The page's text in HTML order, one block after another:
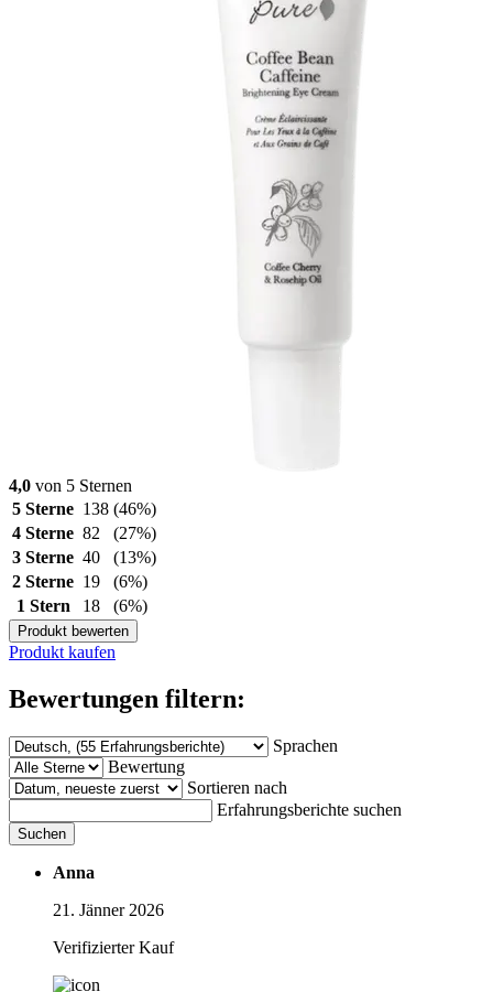
4,0 von 5 Sternen
5 Sterne 138 (46%)
4 Sterne 82
(27%)
3 Sterne 40
(13%)
2 Sterne 19
(6%)
1 Stern
18 (6%)
Produkt bewerten
Produkt kaufen
Bewertungen filtern:
Sprachen
Bewertung
Sortieren nach
Erfahrungsberichte suchen
Suchen
Anna
21. Jänner 2026
Verifizierter Kauf